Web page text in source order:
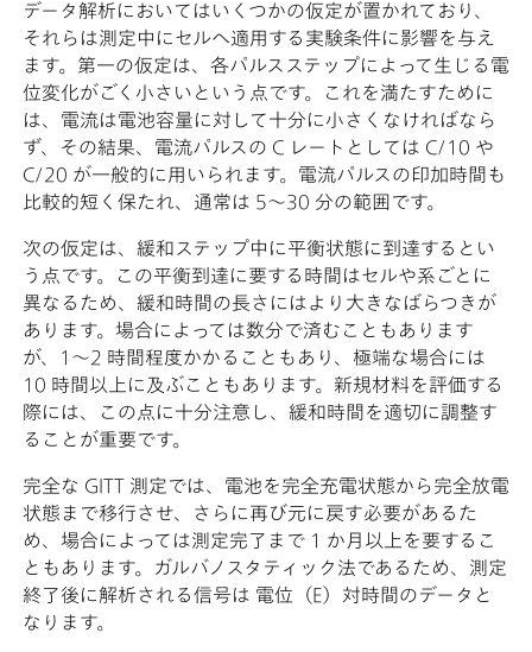
データ解析においてはいくつかの仮定が置かれており、
それらは測定中にセルへ適用する実験条件に影響を与え
ます。第一の仮定は、各パルスステップによって生じる電
位変化がごく小さいという点です。これを満たすために
は、電流は電池容量に対して十分に小さくなければなら
ず、その結果、電流パルスの C レートとしては C/10 や
C/20 が一般的に用いられます。電流パルスの印加時間も
比較的短く保たれ、通常は 5～30 分の範囲です。
次の仮定は、緩和ステップ中に平衡状態に到達するとい
う点です。この平衡到達に要する時間はセルや系ごとに
異なるため、緩和時間の長さにはより大きなばらつきが
あります。場合によっては数分で済むこともあります
が、1～2 時間程度かかることもあり、極端な場合には
10 時間以上に及ぶこともあります。新規材料を評価する
際には、この点に十分注意し、緩和時間を適切に調整す
ることが重要です。
完全な GITT 測定では、電池を完全充電状態から完全放電
状態まで移行させ、さらに再び元に戻す必要があるた
め、場合によっては測定完了まで 1 か月以上を要するこ
ともあります。ガルバノスタティック法であるため、測定
終了後に解析される信号は 電位（E）対時間のデータと
なります。